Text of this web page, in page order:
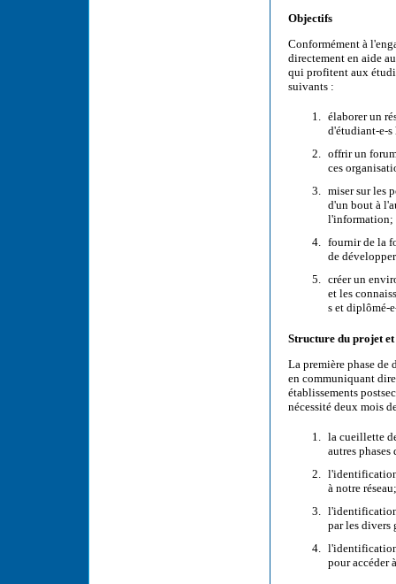
Objectifs
Conformément à
directement en aide
qui profitent aux
suivants :
élaborer un
d'étudiant-e-s
offrir un
ces
miser sur les
d'un bout à
l'information;
fournir de la
de
créer un
et les
s et diplômé-
Structure du projet
La première phase de
en communiquant
établissements
nécessité deux mois
la cueillette
autres
l'identification
à notre réseau;
l'identification
par les divers
l'identification
pour accéder